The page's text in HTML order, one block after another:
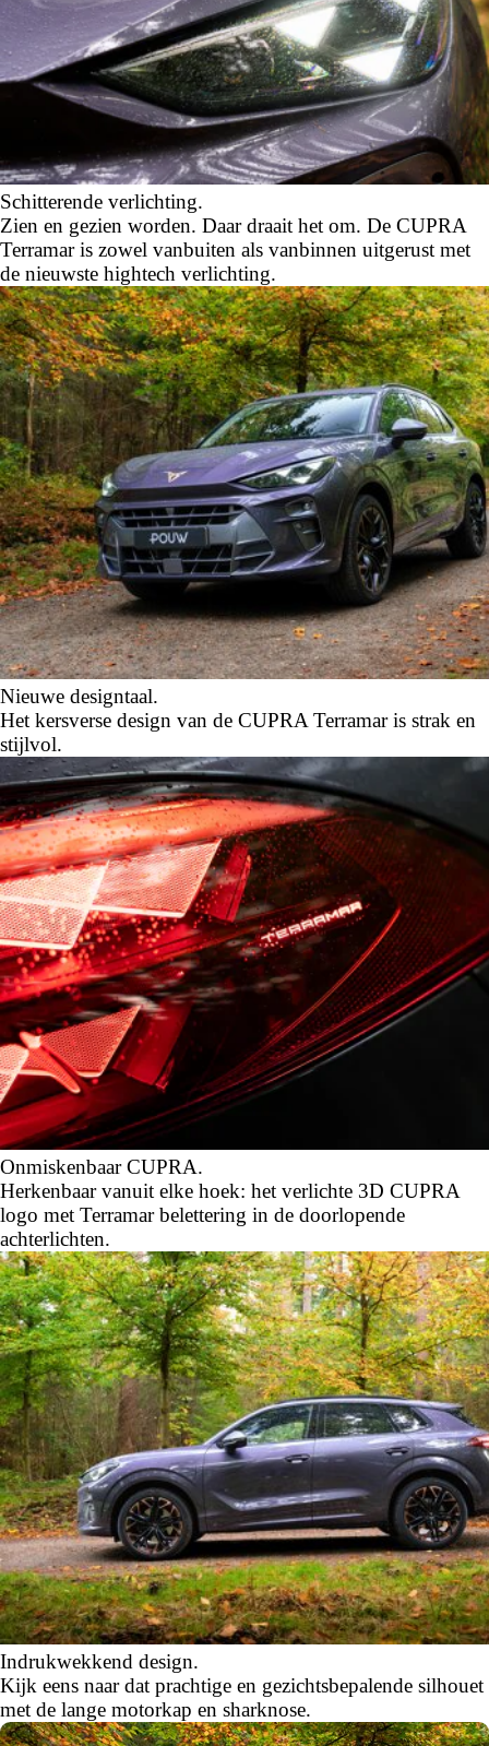
Schitterende verlichting.
Zien en gezien worden. Daar draait het om. De CUPRA
Terramar is zowel vanbuiten als vanbinnen uitgerust met
de nieuwste hightech verlichting.
Nieuwe designtaal.
Het kersverse design van de CUPRA Terramar is strak en
stijlvol.
Onmiskenbaar CUPRA.
Herkenbaar vanuit elke hoek: het verlichte 3D CUPRA
logo met Terramar belettering in de doorlopende
achterlichten.
Indrukwekkend design.
Kijk eens naar dat prachtige en gezichtsbepalende silhouet
met de lange motorkap en sharknose.